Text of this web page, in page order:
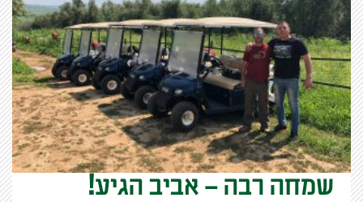
שמחה רבה – אביב הגיע!